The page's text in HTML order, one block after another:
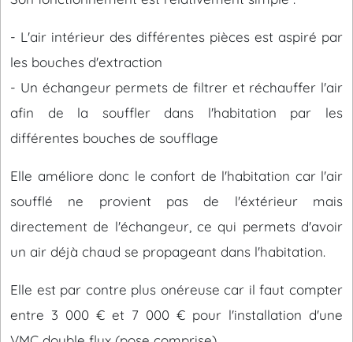
- L'air intérieur des différentes pièces est aspiré par
les bouches d'extraction
- Un échangeur permets de filtrer et réchauffer l'air
afin de la souffler dans l'habitation par les
différentes bouches de soufflage
Elle améliore donc le confort de l'habitation car l'air
soufflé ne provient pas de l'éxtérieur mais
directement de l'échangeur, ce qui permets d'avoir
un air déjà chaud se propageant dans l'habitation.
Elle est par contre plus onéreuse car il faut compter
entre 3 000 € et 7 000 € pour l'installation d'une